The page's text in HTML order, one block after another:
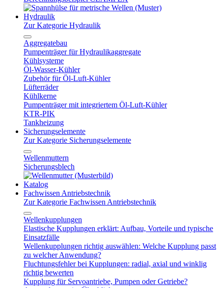
Hydraulik
Zur Kategorie Hydraulik
Aggregatebau
Pumpenträger für Hydraulikaggregate
Kühlsysteme
Öl-Wasser-Kühler
Zubehör für Öl-Luft-Kühler
Lüfterräder
Kühlkerne
Pumpenträger mit integriertem Öl-Luft-Kühler
KTR-PIK
Tankheizung
Sicherungselemente
Zur Kategorie Sicherungselemente
Wellenmuttern
Sicherungsblech
Katalog
Fachwissen Antriebstechnik
Zur Kategorie Fachwissen Antriebstechnik
Wellenkupplungen
Elastische Kupplungen erklärt: Aufbau, Vorteile und typische
Einsatzfälle
Wellenkupplungen richtig auswählen: Welche Kupplung passt
zu welcher Anwendung?
Fluchtungsfehler bei Kupplungen: radial, axial und winklig
richtig bewerten
Kupplung für Servoantriebe, Pumpen oder Getriebe?